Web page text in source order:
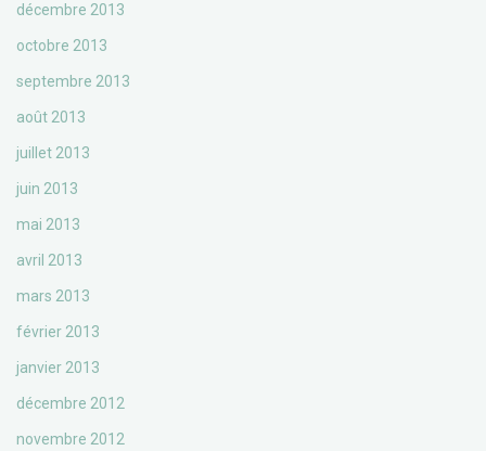
décembre 2013
octobre 2013
septembre 2013
août 2013
juillet 2013
juin 2013
mai 2013
avril 2013
mars 2013
février 2013
janvier 2013
décembre 2012
novembre 2012